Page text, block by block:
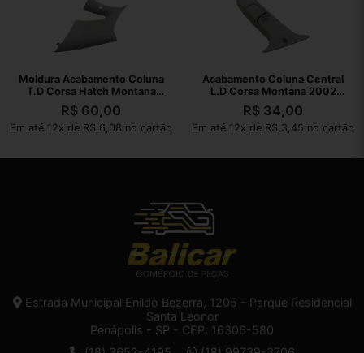
Moldura Acabamento Coluna
T.D Corsa Hatch Montana
02/10
R$ 60,00
Em até 12x de R$ 6,08 no cartão
Acabamento Coluna Central
L.D Corsa Montana 2002
2003 A 2010
R$ 34,00
Em até 12x de R$ 3,45 no cartão
Estrada Municipal Enildo Bezerra, 1205 - Parque Residencial
Santa Leonor
Penápolis - SP - CEP: 16306-580